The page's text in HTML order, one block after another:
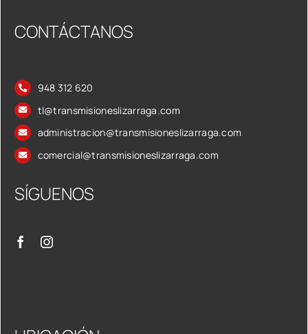
CONTÁCTANOS
948 312 620
tl@transmisioneslizarraga.com
administracion@transmisioneslizarraga.com
comercial@transmisioneslizarraga.com
SÍGUENOS